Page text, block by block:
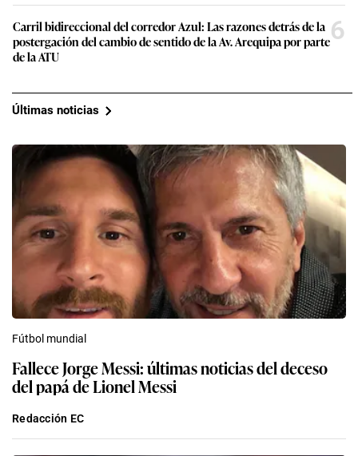
Carril bidireccional del corredor Azul: Las razones detrás de la
postergación del cambio de sentido de la Av. Arequipa por parte
de la ATU
6
Últimas noticias
Fútbol mundial
Fallece Jorge Messi: últimas noticias del deceso
del papá de Lionel Messi
Redacción EC